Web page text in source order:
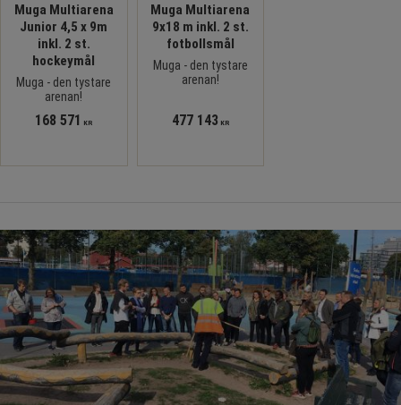
Muga Multiarena
Junior 4,5 x 9m
inkl. 2 st.
hockeymål
Muga - den tystare
arenan!
168 571 KR
Muga Multiarena
9x18 m inkl. 2 st.
fotbollsmål
Muga - den tystare
arenan!
477 143 KR